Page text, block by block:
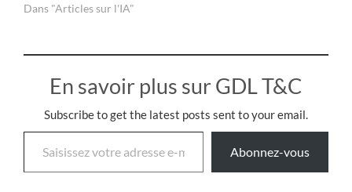
Dans "Articles sur l'IA"
En savoir plus sur GDL T&C
Subscribe to get the latest posts sent to your email.
Abonnez-vous